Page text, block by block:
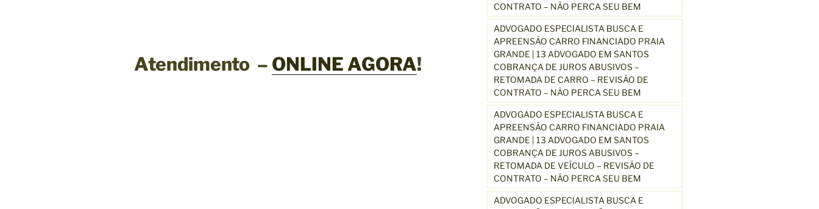
Atendimento – ONLINE AGORA!
CONTRATO – NÃO PERCA SEU BEM
ADVOGADO ESPECIALISTA BUSCA E
APREENSÃO CARRO FINANCIADO PRAIA
GRANDE | 13 ADVOGADO EM SANTOS
COBRANÇA DE JUROS ABUSIVOS –
RETOMADA DE CARRO – REVISÃO DE
CONTRATO – NÃO PERCA SEU BEM
ADVOGADO ESPECIALISTA BUSCA E
APREENSÃO CARRO FINANCIADO PRAIA
GRANDE | 13 ADVOGADO EM SANTOS
COBRANÇA DE JUROS ABUSIVOS –
RETOMADA DE VEÍCULO – REVISÃO DE
CONTRATO – NÃO PERCA SEU BEM
ADVOGADO ESPECIALISTA BUSCA E